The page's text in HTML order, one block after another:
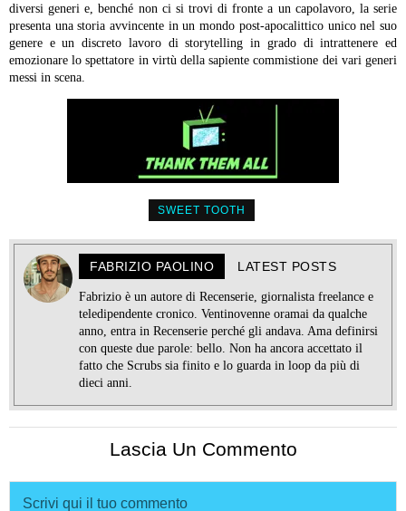
diversi generi e, benché non ci si trovi di fronte a un capolavoro, la serie
presenta una storia avvincente in un mondo post-apocalittico unico nel suo
genere e un discreto lavoro di storytelling in grado di intrattenere ed
emozionare lo spettatore in virtù della sapiente commistione dei vari generi
messi in scena.
SWEET TOOTH
FABRIZIO PAOLINO LATEST POSTS
Fabrizio è un autore di Recenserie, giornalista freelance e
teledipendente cronico. Ventinovenne oramai da qualche
anno, entra in Recenserie perché gli andava. Ama definirsi
con queste due parole: bello. Non ha ancora accettato il
fatto che Scrubs sia finito e lo guarda in loop da più di
dieci anni.
Lascia Un Commento